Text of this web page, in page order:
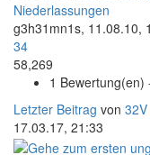
Niederlassungen
g3h31mn1s, 11.08.10,
34
58,269
1 Bewertung(en)
Letzter Beitrag von 32V
17.03.17, 21:33